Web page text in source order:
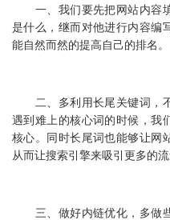
一、我们要先把网站内容填
是什么，继而对他进行内容编
能自然而然的提高自己的排名。
二、多利用长尾关键词，不
遇到难上的核心词的时候，我
核心。同时长尾词也能够让网
从而让搜索引擎来吸引更多的流
三、做好内链优化，多做些